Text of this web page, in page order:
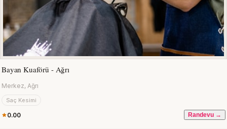
Bayan Kuaförü - Ağrı
Merkez, Ağrı
Saç Kesimi
0.00 Randevu →